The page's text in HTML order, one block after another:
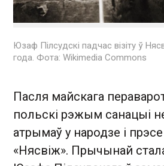
Юзаф Пілсудскі падчас візіту ў
года. Фота: Wikimedia Commons
Пасля майскага
польскі рэжым санацыі
атрымаў у народзе і
«Нясвіж». Прычынай